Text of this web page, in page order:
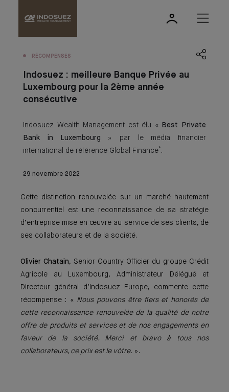
RÉCOMPENSES
Indosuez : meilleure Banque Privée au
Luxembourg pour la 2ème année
consécutive
Indosuez Wealth Management est élu «
Best Private
Bank in Luxembourg
» par le média financier
international de référence Global Finance* .
29 novembre 2022
Cette distinction renouvelée sur un marché hautement
concurrentiel est une reconnaissance de sa stratégie
d’entreprise mise en œuvre au service de ses clients, de
ses collaborateurs et de la société.
Olivier Chatain, Senior Country Officier du groupe Crédit
Agricole au Luxembourg, Administrateur Délégué et
Directeur général d’Indosuez Europe, commente cette
récompense : « Nous pouvons être fiers et honorés de
cette reconnaissance renouvelée de la qualité de notre
offre de produits et services et de nos engagements en
faveur de la société. Merci et bravo à tous nos
collaborateurs, ce prix est le vôtre. ».